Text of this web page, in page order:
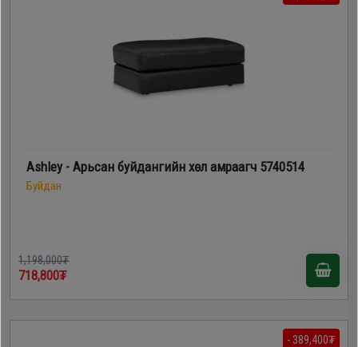
Ashley - Арьсан буйдангийн хөл амраагч 5740514
Буйдан
1,198,000₮
718,800₮
- 389,400₮